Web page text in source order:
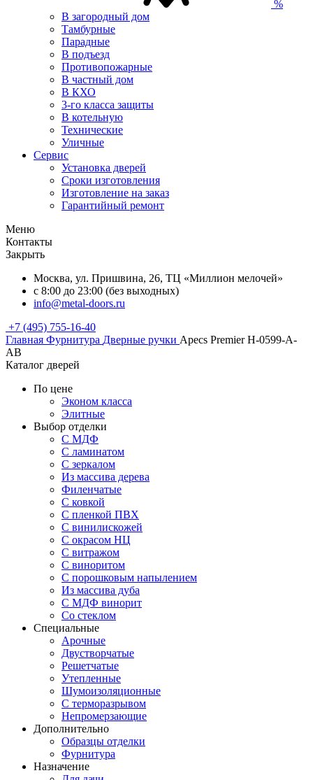
%
В загородный дом
Тамбурные
Парадные
В подъезд
Противопожарные
В частный дом
В КХО
3-го класса защиты
В котельную
Технические
Уличные
Сервис
Установка дверей
Сроки изготовления
Изготовление на заказ
Гарантийный ремонт
Меню
Контакты
Закрыть
Москва, ул. Пришвина, 26, ТЦ «Миллион мелочей»
с 8:00 до 23:00 (без выходных)
info@metal-doors.ru
+7 (495) 755-16-40
Главная Фурнитура Дверные ручки Apecs Premier H-0599-A-
AB
Каталог дверей
По цене
Эконом класса
Элитные
Выбор отделки
С МДФ
С ламинатом
С зеркалом
Из массива дерева
Филенчатые
С ковкой
С пленкой ПВХ
С винилискожей
С окрасом НЦ
С витражом
С виноритом
С порошковым напылением
Из массива дуба
С МДФ винорит
Со стеклом
Специальные
Арочные
Двустворчатые
Решетчатые
Утепленные
Шумоизоляционные
С терморазрывом
Непромерзающие
Дополнительно
Образцы отделки
Фурнитура
Назначение